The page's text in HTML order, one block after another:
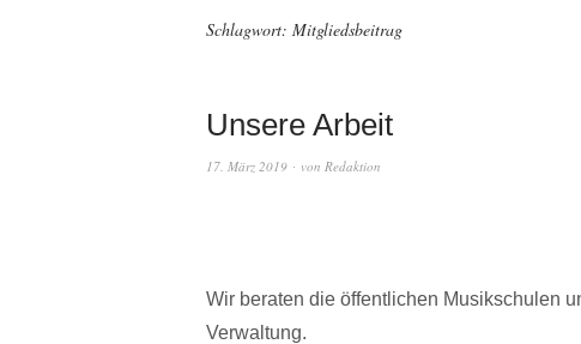
Schlagwort: Mitgliedsbeitrag
Unsere Arbeit
17. März 2019 von Redaktion
Wir beraten die öffentlichen Musikschulen
Verwaltung.